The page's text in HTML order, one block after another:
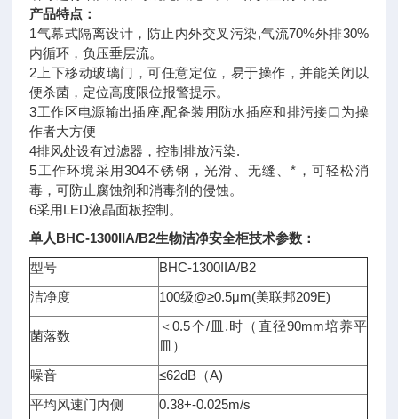
产品特点：
1气幕式隔离设计，防止内外交叉污染,气流70%外排30%
内循环，负压垂层流。
2上下移动玻璃门，可任意定位，易于操作，并能关闭以
便杀菌，定位高度限位报警提示。
3工作区电源输出插座,配备装用防水插座和排污接口为操
作者大方便
4排风处设有过滤器，控制排放污染.
5工作环境采用304不锈钢，光滑、无缝、*，可轻松消
毒，可防止腐蚀剂和消毒剂的侵蚀。
6采用LED液晶面板控制。
单人BHC-1300IIA/B2生物洁净安全柜技术参数：
型号
BHC-1300IIA/B2
洁净度
100级@≥0.5μm(美联邦209E)
菌落数
＜0.5个/皿.时（直径90mm培养平
皿）
噪音
≤62dB（A)
平均风速门内侧
0.38+-0.025m/s